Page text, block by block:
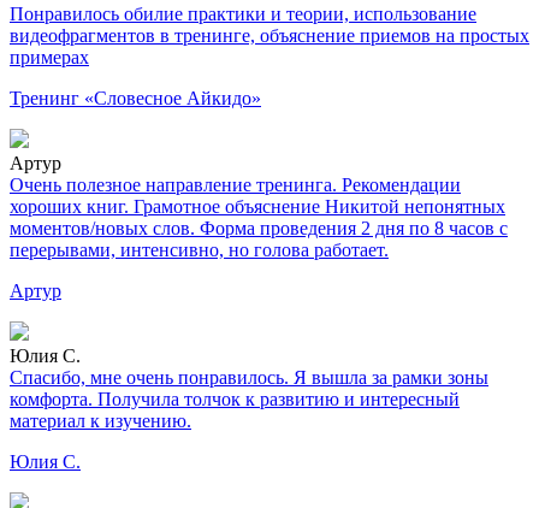
Понравилось обилие практики и теории, использование
видеофрагментов в тренинге, объяснение приемов на простых
примерах
Тренинг «Словесное Айкидо»
Артур
Очень полезное направление тренинга. Рекомендации
хороших книг. Грамотное объяснение Никитой непонятных
моментов/новых слов. Форма проведения 2 дня по 8 часов с
перерывами, интенсивно, но голова работает.
Артур
Юлия С.
Спасибо, мне очень понравилось. Я вышла за рамки зоны
комфорта. Получила толчок к развитию и интересный
материал к изучению.
Юлия С.